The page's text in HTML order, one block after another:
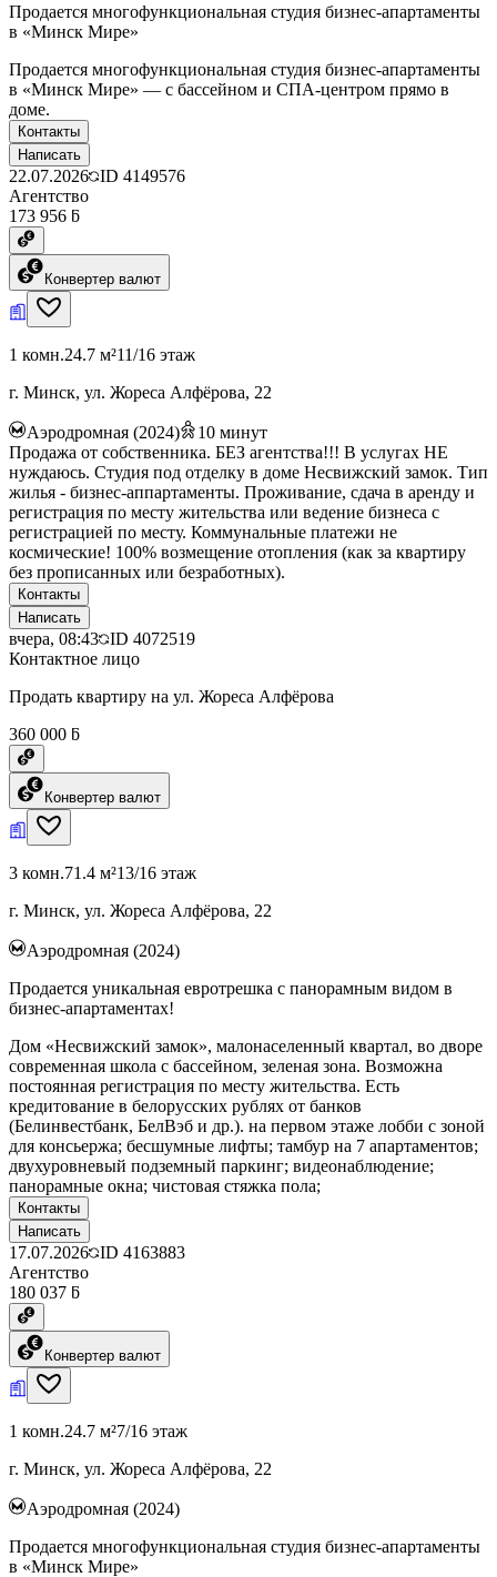
Продается многофункциональная студия бизнес-апартаменты
в «Минск Мире»
Продается многофункциональная студия бизнес-апартаменты
в «Минск Мире» — с бассейном и СПА-центром прямо в
доме.
Контакты
Написать
22.07.2026 ID 4149576
Агентство
173 956 ƃ
Конвертер валют
1 комн.24.7 м²11/16 этаж
г. Минск, ул. Жореса Алфёрова, 22
Аэродромная (2024) 10 минут
Продажа от собственника. БЕЗ агентства!!! В услугах НЕ
нуждаюсь. Студия под отделку в доме Несвижский замок. Тип
жилья - бизнес-аппартаменты. Проживание, сдача в аренду и
регистрация по месту жительства или ведение бизнеса с
регистрацией по месту. Коммунальные платежи не
космические! 100% возмещение отопления (как за квартиру
без прописанных или безработных).
Контакты
Написать
вчера, 08:43 ID 4072519
Контактное лицо
Продать квартиру на ул. Жореса Алфёрова
360 000 ƃ
Конвертер валют
3 комн.71.4 м²13/16 этаж
г. Минск, ул. Жореса Алфёрова, 22
Аэродромная (2024)
Продается уникальная евротрешка с панорамным видом в
бизнес-апартаментах!
Дом «Несвижский замок», малонаселенный квартал, во дворе
современная школа с бассейном, зеленая зона. Возможна
постоянная регистрация по месту жительства. Есть
кредитование в белорусских рублях от банков
(Белинвестбанк, БелВэб и др.). на первом этаже лобби с зоной
для консьержа; бесшумные лифты; тамбур на 7 апартаментов;
двухуровневый подземный паркинг; видеонаблюдение;
панорамные окна; чистовая стяжка пола;
Контакты
Написать
17.07.2026 ID 4163883
Агентство
180 037 ƃ
Конвертер валют
1 комн.24.7 м²7/16 этаж
г. Минск, ул. Жореса Алфёрова, 22
Аэродромная (2024)
Продается многофункциональная студия бизнес-апартаменты
в «Минск Мире»